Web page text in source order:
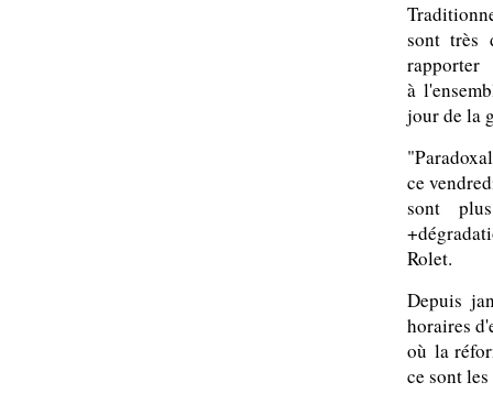
sont très
à
jour de la
ce
sont
Rolet.
Depuis
horaires
où la
ce sont